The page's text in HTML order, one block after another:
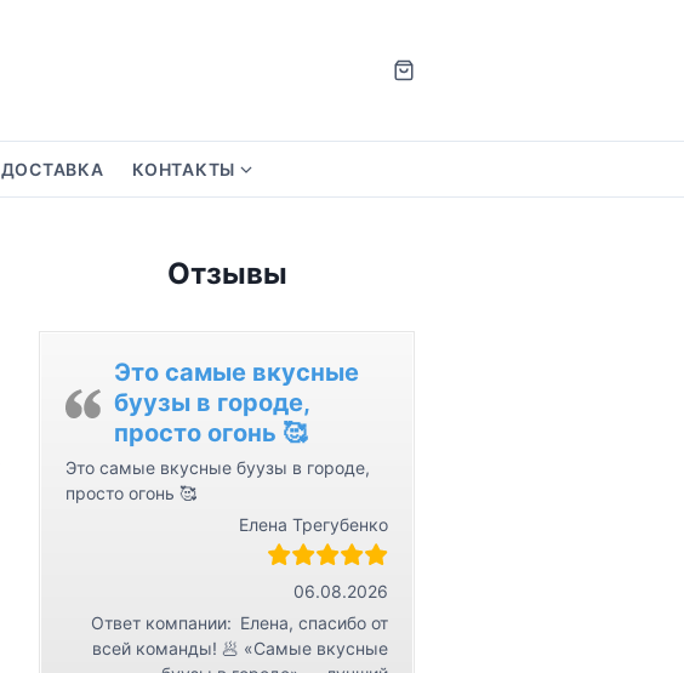
ДОСТАВКА КОНТАКТЫ
w
u
m
e
n
u
o
о
н
Отзывы
Это самые вкусные
буузы в городе,
просто огонь 🥰
Это самые вкусные буузы в городе,
просто огонь 🥰
Елена Трегубенко
06.08.2026
Ответ компании: Елена, спасибо от
всей команды! 🥟 «Самые вкусные